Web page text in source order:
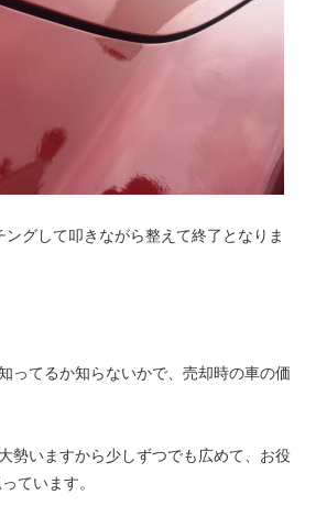
グして叩きながら整えて終了となりま
ってるか知らないかで、売却時の車の価
勢いますから少しずつでも広めて、お役
ています。